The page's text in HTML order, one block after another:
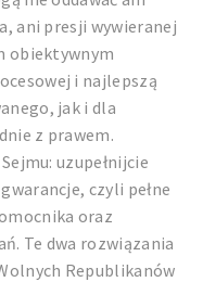
ani presji wywieranej
obiektywnym
i najlepszą
jak i dla
z prawem.
uzupełnijcie
czyli pełne
oraz
Te dwa rozwiązania
Republikanów